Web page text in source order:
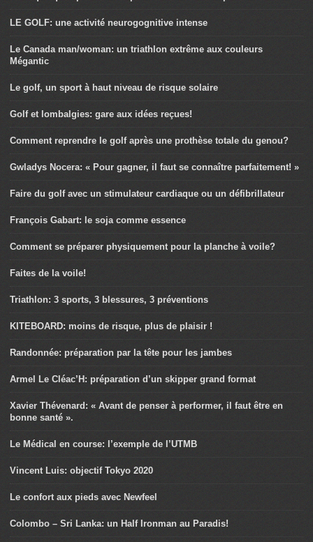
LE GOLF: une activité neurogognitive intense
Le Canada man/woman: un triathlon extrême aux couleurs
Mégantic
Le golf, un sport à haut niveau de risque solaire
Golf et lombalgies: gare aux idées reçues!
Comment reprendre le golf après une prothèse totale du genou?
Gwladys Nocera: « Pour gagner, il faut se connaître parfaitement! »
Faire du golf avec un stimulateur cardiaque ou un défibrillateur
François Gabart: le soja comme essence
Comment se préparer physiquement pour la planche à voile?
Faites de la voile!
Triathlon: 3 sports, 3 blessures, 3 préventions
KITEBOARD: moins de risque, plus de plaisir !
Randonnée: préparation par la tête pour les jambes
Armel Le Cléac’H: préparation d’un skipper grand format
Xavier Thévenard: « Avant de penser à performer, il faut être en
bonne santé ».
Le Médical en course: l’exemple de l’UTMB
Vincent Luis: objectif Tokyo 2020
Le confort aux pieds avec Newfeel
Colombo – Sri Lanka: un Half Ironman au Paradis!